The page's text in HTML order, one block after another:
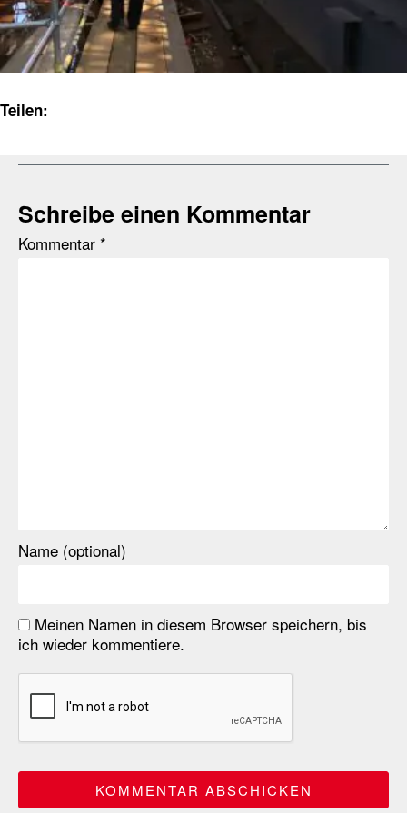
Teilen:
Schreibe einen Kommentar
Kommentar *
Name (optional)
Meinen Namen in diesem Browser speichern, bis
ich wieder kommentiere.